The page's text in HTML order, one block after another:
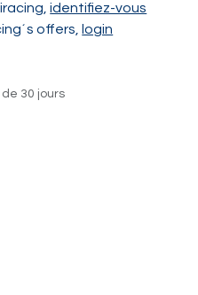
identifiez-vous
offers, login
30 jours